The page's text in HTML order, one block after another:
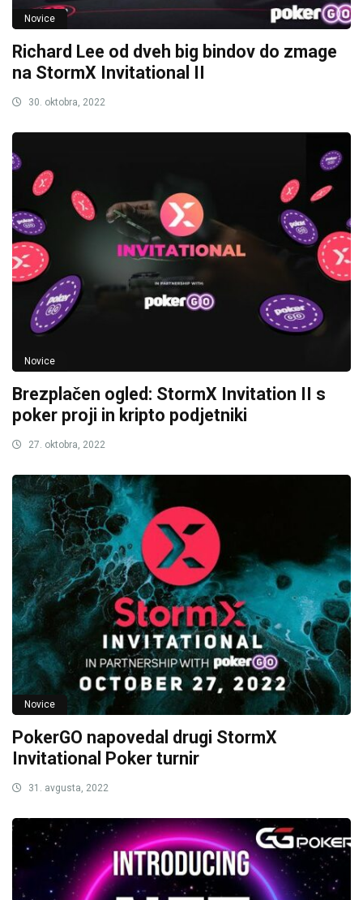
Novice
Richard Lee od dveh big bindov do zmage
na StormX Invitational II
30. oktobra, 2022
Novice
Brezplačen ogled: StormX Invitation II s
poker proji in kripto podjetniki
27. oktobra, 2022
Novice
PokerGO napovedal drugi StormX
Invitational Poker turnir
31. avgusta, 2022